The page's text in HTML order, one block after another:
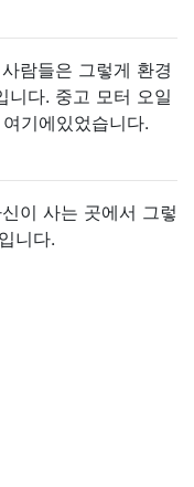
람들은 그렇게 환경
니다. 중고 모터 오일
기에있었습니다.
이 사는 곳에서 그렇
니다.